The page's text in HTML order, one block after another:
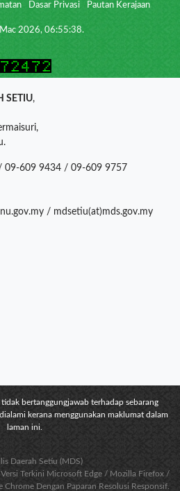
Dasar Privasi Pautan Kerajaan
2026, 06:55:38.
SETIU,
09-609 9434 / 09-609 9757
/ mdsetiu(at)mds.gov.my
bertanggungjawab terhadap sebarang
kerana menggunakan maklumat dalam
laman ini.
Daerah Setiu (MDS)
Terkini Microsoft Edge / Mozilla Firefox /
Chrome Dengan Paparan Resolusi Responsif.